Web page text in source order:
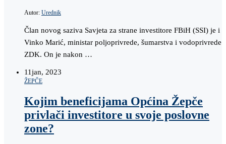
Autor: Urednik
Član novog saziva Savjeta za strane investitore FBiH (SSI) je i
Vinko Marić, ministar poljoprivrede, šumarstva i vodoprivrede
ZDK. On je nakon …
11jan, 2023
ŽEPČE
Kojim beneficijama Općina Žepče
privlači investitore u svoje poslovne
zone?